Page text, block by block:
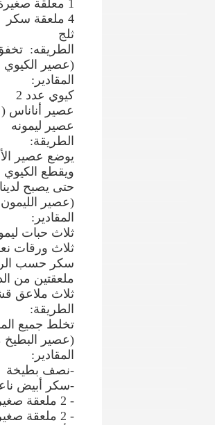
1 معلقة صغيرة قرفة
4 ملعقة سكر
ثلج
الطريقه:
(عصير الكيوي
المقادير:
كيوي عدد 2
عصير أناناس
عصير ليمونه
الطريقة:
يوضع عصير
ويقطع
حتى يصبح
(عصير
المقادير:
ثلاث حبات
ثلاث ورقات
سكر حسب
ملعقتين من
ثلاث ملاعق
الطريقة:
تخلط جميع
(عصير البطيخ
المقادير:
-نصف‏ ‏بطيخة
-سكر‏ ‏أبيض‏
- ‏2 ‏ملعقة‏ ‏صغيرة‏ ‏زنجبيل‏ ‏مطحون
- ‏2 ‏ملعقة‏ ‏صغيرة‏ ‏عصير‏ ‏ليمون